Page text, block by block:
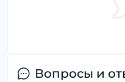
Вопросы и